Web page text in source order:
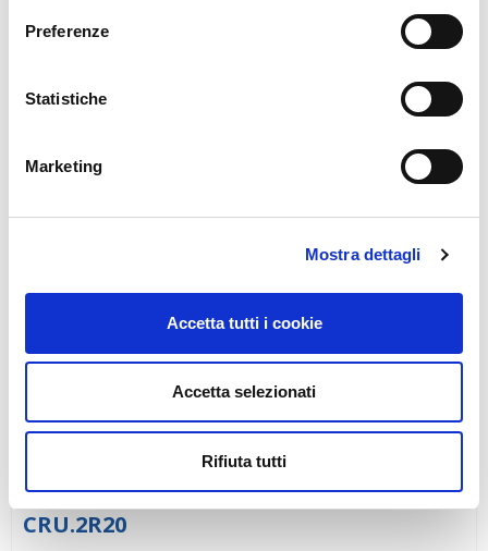
Preferenze
Statistiche
Marketing
Mostra dettagli
Accetta tutti i cookie
Accetta selezionati
Rifiuta tutti
CRU.2R20